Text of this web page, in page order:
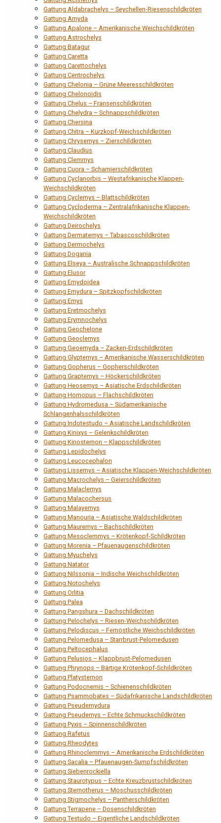
Gattung Aldabrachelys – Seychellen-Riesenschildkröten
Gattung Amyda
Gattung Apalone – Amerikanische Weichschildkröten
Gattung Astrochelys
Gattung Batagur
Gattung Caretta
Gattung Carettochelys
Gattung Centrochelys
Gattung Chelonia – Grüne Meeresschildkröten
Gattung Chelonoidis
Gattung Chelus – Fransenschildkröten
Gattung Chelydra – Schnappschildkröten
Gattung Chersina
Gattung Chitra – Kurzkopf-Weichschildkröten
Gattung Chrysemys – Zierschildkröten
Gattung Claudius
Gattung Clemmys
Gattung Cuora – Scharnierschildkröten
Gattung Cyclanorbis – Westafrikanische Klappen-
Weichschildkröten
Gattung Cyclemys – Blattschildkröten
Gattung Cycloderma – Zentralafrikanische Klappen-
Weichschildkröten
Gattung Deirochelys
Gattung Dermatemys – Tabascoschildkröten
Gattung Dermochelys
Gattung Dogania
Gattung Elseya – Australische Schnappschildkröten
Gattung Elusor
Gattung Emydoidea
Gattung Emydura – Spitzkopfschildkröten
Gattung Emys
Gattung Eretmochelys
Gattung Erymnochelys
Gattung Geochelone
Gattung Geoclemys
Gattung Geoemyda – Zacken-Erdschildkröten
Gattung Glyptemys – Amerikanische Wasserschildkröten
Gattung Gopherus – Gopherschildkröten
Gattung Graptemys – Höckerschildkröten
Gattung Heosemys – Asiatische Erdschildkröten
Gattung Homopus – Flachschildkröten
Gattung Hydromedusa – Südamerikanische
Schlangenhalsschildkröten
Gattung Indotestudo – Asiatische Landschildkröten
Gattung Kinixys – Gelenkschildkröten
Gattung Kinosternon – Klappschildkröten
Gattung Lepidochelys
Gattung Leucocephalon
Gattung Lissemys – Asiatische Klappen-Weichschildkröten
Gattung Macrochelys – Geierschildkröten
Gattung Malaclemys
Gattung Malacochersus
Gattung Malayemys
Gattung Manouria – Asiatische Waldschildkröten
Gattung Mauremys – Bachschildkröten
Gattung Mesoclemmys – Krötenkopf-Schildkröten
Gattung Morenia – Pfauenaugenschildkröten
Gattung Myuchelys
Gattung Natator
Gattung Nilssonia – Indische Weichschildkröten
Gattung Notochelys
Gattung Orlitia
Gattung Palea
Gattung Pangshura – Dachschildkröten
Gattung Pelochelys – Riesen-Weichschildkröten
Gattung Pelodiscus – Fernöstliche Weichschildkröten
Gattung Pelomedusa – Starrbrust-Pelomedusen
Gattung Peltocephalus
Gattung Pelusios – Klappbrust-Pelomedusen
Gattung Phrynops – Bärtige Krötenkopf-Schildkröten
Gattung Platysternon
Gattung Podocnemis – Schienenschildkröten
Gattung Psammobates – Südafrikanische Landschildkröten
Gattung Pseudemydura
Gattung Pseudemys – Echte Schmuckschildkröten
Gattung Pyxis – Spinnenschildkröten
Gattung Rafetus
Gattung Rheodytes
Gattung Rhinoclemmys – Amerikanische Erdschildkröten
Gattung Sacalia – Pfauenaugen-Sumpfschildkröten
Gattung Siebenrockiella
Gattung Staurotypus – Echte Kreuzbrustschildkröten
Gattung Sternotherus – Moschusschildkröten
Gattung Stigmochelys – Pantherschildkröten
Gattung Terrapene – Dosenschildkröten
Gattung Testudo – Eigentliche Landschildkröten